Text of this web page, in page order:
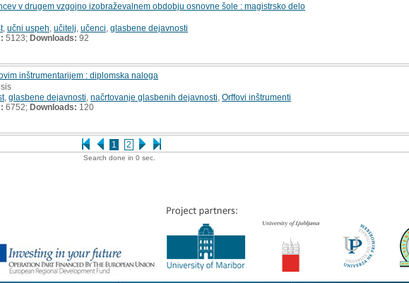
1 2
v drugem vzgojno izobraževalnem obdobju osnovne šole : magistrsko delo
, učni uspeh učitelj učenci glasbene dejavnosti
5123; Downloads: 92
inštrumentarijem : diplomska naloga
, glasbene dejavnosti načrtovanje glasbenih dejavnosti Orffovi inštrumenti
6752; Downloads: 120
Search done in 0 sec.